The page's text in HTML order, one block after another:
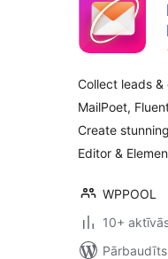
Collect leads &
MailPoet,
Create
Editor &
WPPOOL
10+